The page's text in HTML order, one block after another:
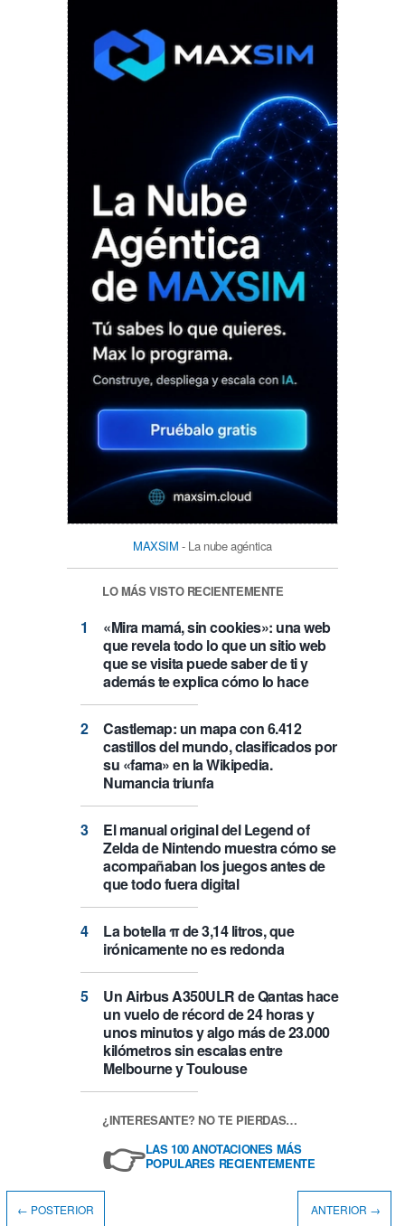
MAXSIM - La nube agéntica
LO MÁS VISTO RECIENTEMENTE
«Mira mamá, sin cookies»: una web
que revela todo lo que un sitio web
que se visita puede saber de ti y
además te explica cómo lo hace
Castlemap: un mapa con 6.412
castillos del mundo, clasificados por
su «fama» en la Wikipedia.
Numancia triunfa
El manual original del Legend of
Zelda de Nintendo muestra cómo se
acompañaban los juegos antes de
que todo fuera digital
La botella π de 3,14 litros, que
irónicamente no es redonda
Un Airbus A350ULR de Qantas hace
un vuelo de récord de 24 horas y
unos minutos y algo más de 23.000
kilómetros sin escalas entre
Melbourne y Toulouse
¿INTERESANTE? NO TE PIERDAS…
👉LAS 100 ANOTACIONES MÁS
POPULARES RECIENTEMENTE
← POSTERIOR ANTERIOR →